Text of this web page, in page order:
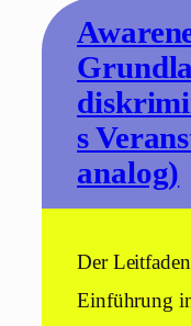
s
analog)
Der
Einführung